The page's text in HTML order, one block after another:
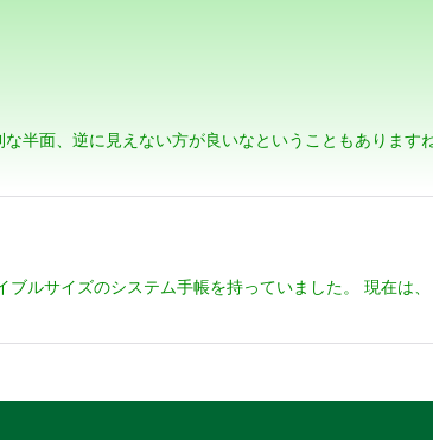
半面、逆に見えない方が良いなということもあります
ルサイズのシステム手帳を持っていました。 現在は